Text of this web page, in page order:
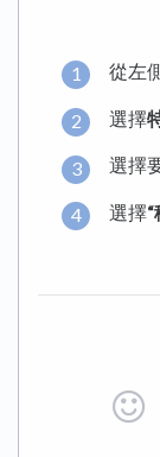
從左
選擇
選擇
選擇